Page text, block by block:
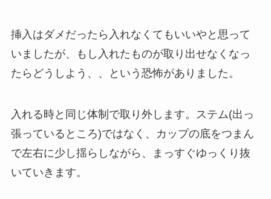
挿入はダメだったら入れなくてもいいやと思って
いましたが、もし入れたものが取り出せなくなっ
たらどうしよう、、という恐怖がありました。
入れる時と同じ体制で取り外します。ステム(出っ
張っているところ)ではなく、カップの底をつまん
で左右に少し揺らしながら、まっすぐゆっくり抜
いていきます。